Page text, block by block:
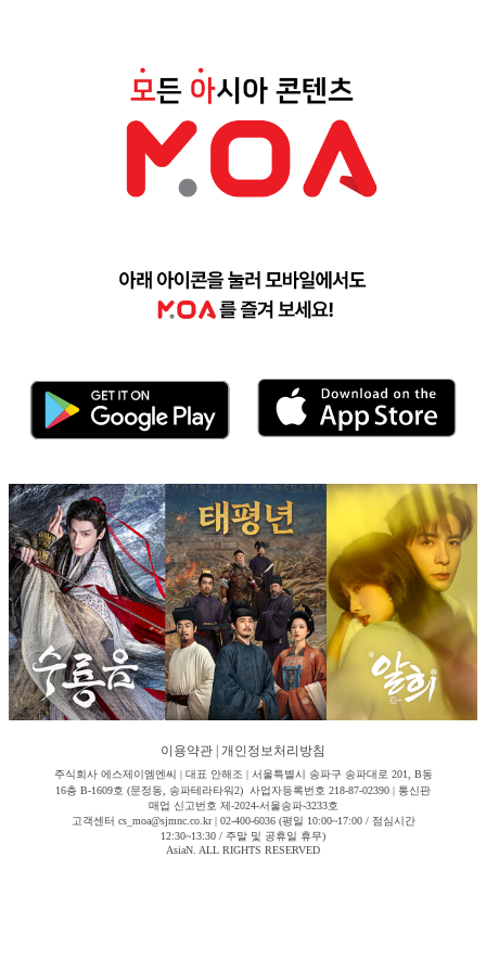
이용약관 개인정보처리방침
주식회사 에스제이엠엔씨 | 대표 안해조 | 서울특별시 송파구 송파대로 201, B동
16층 B-1609호 (문정동, 송파테라타워2) 사업자등록번호 218-87-02390 | 통신판
매업 신고번호 제-2024-서울송파-3233호
고객센터 cs_moa@sjmnc.co.kr | 02-400-6036 (평일 10:00~17:00 / 점심시간
12:30~13:30 / 주말 및 공휴일 휴무)
AsiaN. ALL RIGHTS RESERVED